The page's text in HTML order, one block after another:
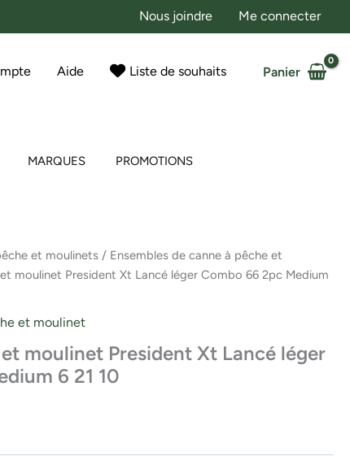
Nous joindre Me connecter
Aide Liste de souhaits Panier
MARQUES PROMOTIONS
et moulinets / Ensembles de canne à pêche et
moulinet President Xt Lancé léger Combo 66 2pc Medium
et moulinet
moulinet President Xt Lancé léger
6 21 10